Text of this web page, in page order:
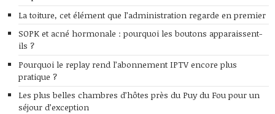
La toiture, cet élément que l’administration regarde en premier
SOPK et acné hormonale : pourquoi les boutons apparaissent-
ils ?
Pourquoi le replay rend l’abonnement IPTV encore plus
pratique ?
Les plus belles chambres d’hôtes près du Puy du Fou pour un
séjour d’exception